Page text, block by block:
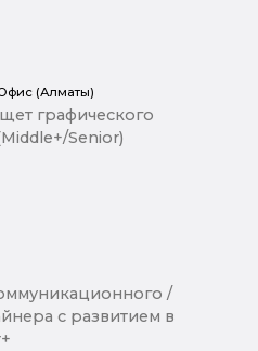
(Алматы)
графического
Senior)
/
с развитием в